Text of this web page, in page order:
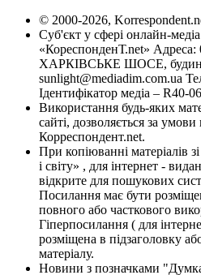
© 2000-2026,
Суб'єкт у сфері онлайн-
«КореспонденТ.net» Адреса:
ХАРКІВСЬКЕ ШОСЕ,
sunlight@mediadim.com.ua
Ідентифікатор медіа – R40-
Використання будь-яких
сайті, дозволяється за
Корреспондент.net.
При копіюванні матеріалів
і світу» , для інтернет -
відкрите для пошукових
Посилання має бути
повного або часткового
Гіперпосилання ( для
розміщена в підзаголовку
матеріалу.
Новини з позначками